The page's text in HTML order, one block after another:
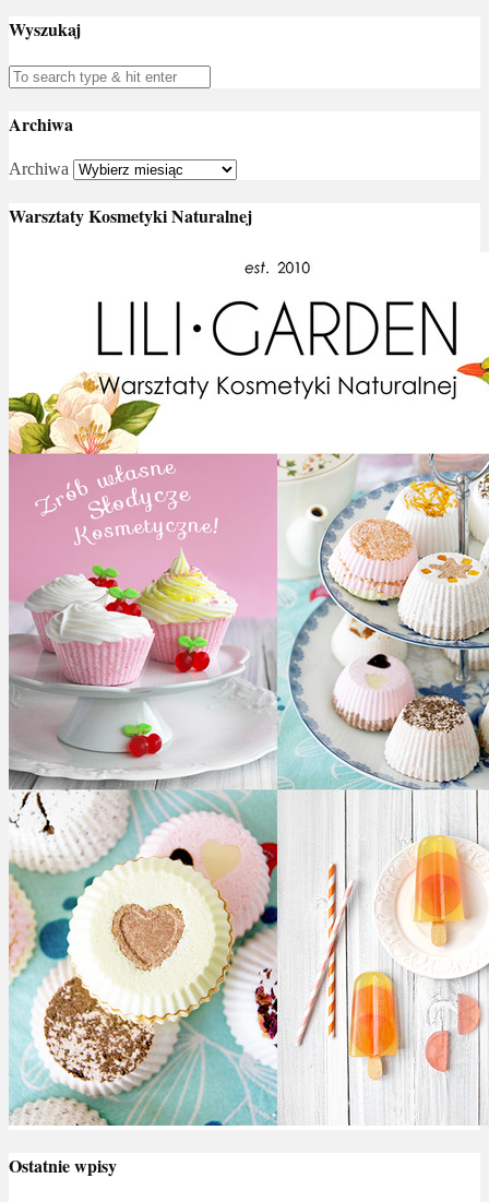
Wyszukaj
Archiwa
Archiwa
Warsztaty Kosmetyki Naturalnej
Ostatnie wpisy